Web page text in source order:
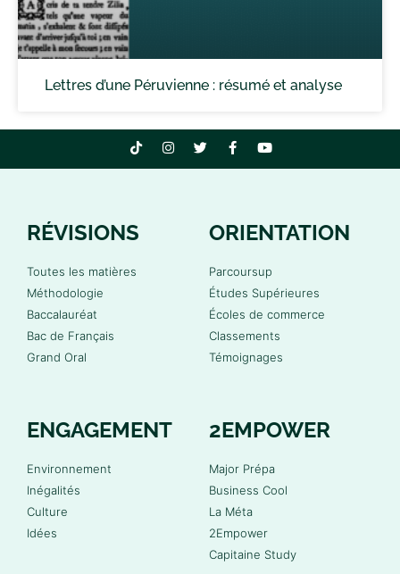
Lettres d’une Péruvienne : résumé et analyse
RÉVISIONS
Toutes les matières
Méthodologie
Baccalauréat
Bac de Français
Grand Oral
ORIENTATION
Parcoursup
Études Supérieures
Écoles de commerce
Classements
Témoignages
ENGAGEMENT
Environnement
Inégalités
Culture
Idées
2EMPOWER
Major Prépa
Business Cool
La Méta
2Empower
Capitaine Study